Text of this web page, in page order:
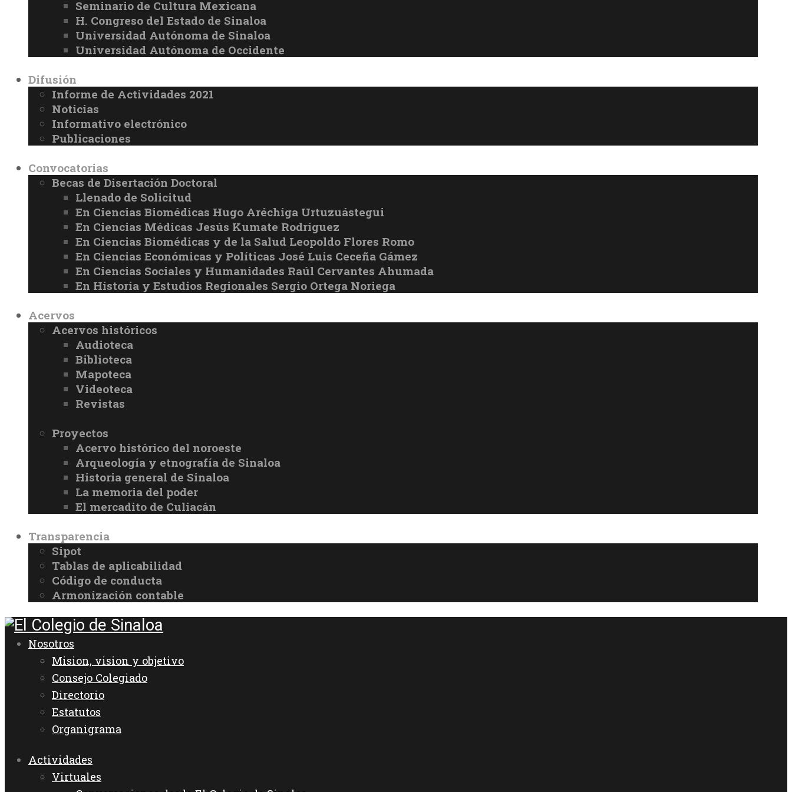
Seminario de Cultura Mexicana
H. Congreso del Estado de Sinaloa
Universidad Autónoma de Sinaloa
Universidad Autónoma de Occidente
Difusión
Informe de Actividades 2021
Noticias
Informativo electrónico
Publicaciones
Convocatorias
Becas de Disertación Doctoral
Llenado de Solicitud
En Ciencias Biomédicas Hugo Aréchiga Urtuzuástegui
En Ciencias Médicas Jesús Kumate Rodríguez
En Ciencias Biomédicas y de la Salud Leopoldo Flores Romo
En Ciencias Económicas y Políticas José Luis Ceceña Gámez
En Ciencias Sociales y Humanidades Raúl Cervantes Ahumada
En Historia y Estudios Regionales Sergio Ortega Noriega
Acervos
Acervos históricos
Audioteca
Biblioteca
Mapoteca
Videoteca
Revistas
Proyectos
Acervo histórico del noroeste
Arqueología y etnografía de Sinaloa
Historia general de Sinaloa
La memoria del poder
El mercadito de Culiacán
Transparencia
Sipot
Tablas de aplicabilidad
Código de conducta
Armonización contable
Nosotros
Mision, vision y objetivo
Consejo Colegiado
Directorio
Estatutos
Organigrama
Actividades
Virtuales